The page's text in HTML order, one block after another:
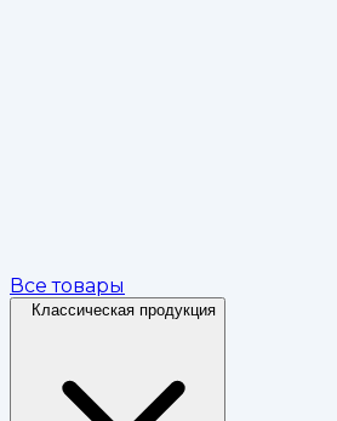
Все товары
Классическая продукция